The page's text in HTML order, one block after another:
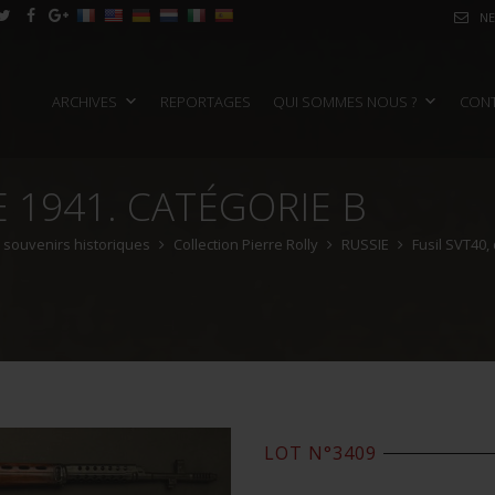
ARCHIVES REPORTAGES QUI SOMMES NOUS ?
1941. CATÉGORIE B
souvenirs historiques Collection Pierre Rolly RUSSIE Fusil
LOT N°3409